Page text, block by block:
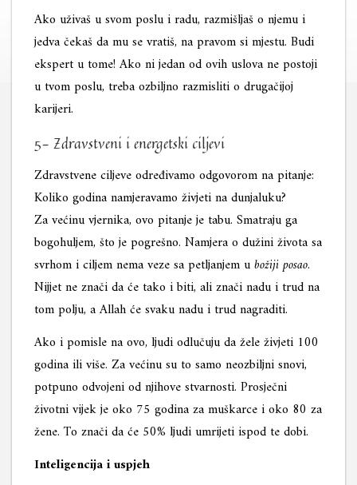
Ako uživaš u svom poslu i radu, razmišljaš o njemu i
jedva čekaš da mu se vratiš, na pravom si mjestu. Budi
ekspert u tome! Ako ni jedan od ovih uslova ne postoji
u tvom poslu, treba ozbiljno razmisliti o drugačijoj
karijeri.
5- Zdravstveni i energetski ciljevi
Zdravstvene ciljeve određivamo odgovorom na pitanje:
Koliko godina namjeravamo živjeti na dunjaluku?
Za većinu vjernika, ovo pitanje je tabu. Smatraju ga
bogohuljem, što je pogrešno. Namjera o dužini života sa
svrhom i ciljem nema veze sa petljanjem ubožiji posao.
Nijjet ne znači da će tako i biti, ali znači nadu i trud na
tom polju, a Allah će svaku nadu i trud nagraditi.
Ako i pomisle na ovo, ljudi odlučuju da žele živjeti 100
godina ili više. Za većinu su to samo neozbiljni snovi,
potpuno odvojeni od njihove stvarnosti. Prosječni
životni vijek je oko 75 godina za muškarce i oko 80 za
žene. To znači da će 50% ljudi umrijeti ispod te dobi.
Inteligencija i uspjeh